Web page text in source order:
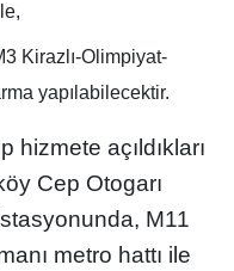
Kirazlı-Olimpiyat-
yapılabilecektir.
hizmete açıldıkları
Cep Otogarı
M11
metro hattı ile